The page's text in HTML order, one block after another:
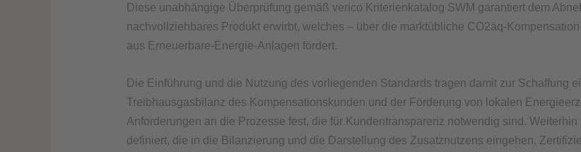
Diese unabhängige Überprüfung gemäß verico Kriterienkatalog SWM garantiert dem
nachvollziehbares Produkt erwirbt, welches – über die marktübliche CO2äq-
aus Erneuerbare-Energie-Anlagen fördert.
Die Einführung und die Nutzung des vorliegenden Standards tragen damit zur Schaffung
Treibhausgasbilanz des Kompensationskunden und der Förderung von lokalen
Anforderungen an die Prozesse fest, die für Kundentransparenz notwendig sind.
definiert, die in die Bilanzierung und die Darstellung des Zusatznutzens eingehen.